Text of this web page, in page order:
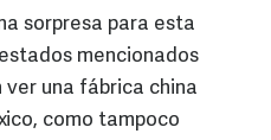
sorpresa para esta
mencionados
ver una fábrica china
como tampoco